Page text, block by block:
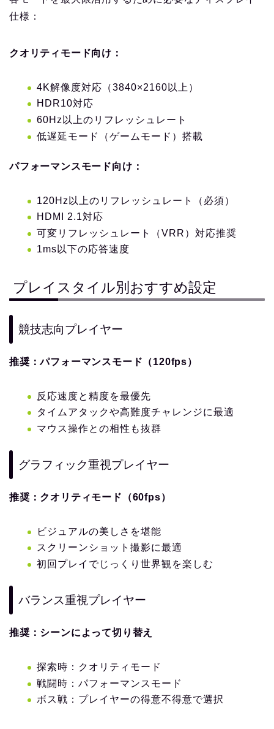
仕様：
クオリティモード向け：
4K解像度対応（3840×2160以上）
HDR10対応
60Hz以上のリフレッシュレート
低遅延モード（ゲームモード）搭載
パフォーマンスモード向け：
120Hz以上のリフレッシュレート（必須）
HDMI 2.1対応
可変リフレッシュレート（VRR）対応推奨
1ms以下の応答速度
プレイスタイル別おすすめ設定
競技志向プレイヤー
推奨：パフォーマンスモード（120fps）
反応速度と精度を最優先
タイムアタックや高難度チャレンジに最適
マウス操作との相性も抜群
グラフィック重視プレイヤー
推奨：クオリティモード（60fps）
ビジュアルの美しさを堪能
スクリーンショット撮影に最適
初回プレイでじっくり世界観を楽しむ
バランス重視プレイヤー
推奨：シーンによって切り替え
探索時：クオリティモード
戦闘時：パフォーマンスモード
ボス戦：プレイヤーの得意不得意で選択